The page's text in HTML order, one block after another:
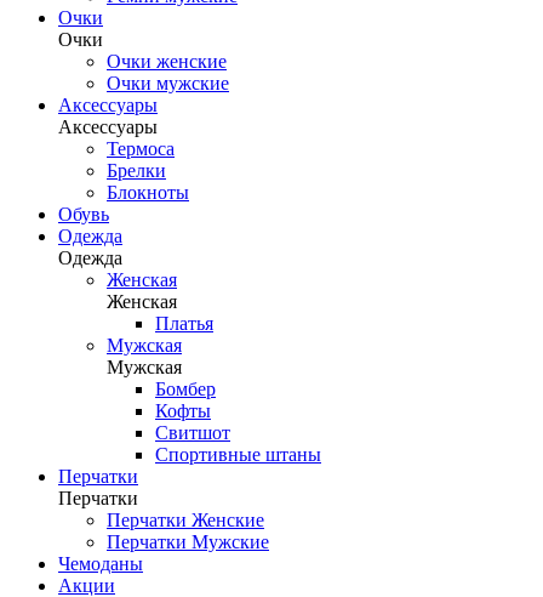
Очки
Очки
Очки женские
Очки мужские
Аксессуары
Аксессуары
Термоса
Брелки
Блокноты
Обувь
Одежда
Одежда
Женская
Женская
Платья
Мужская
Мужская
Бомбер
Кофты
Свитшот
Спортивные штаны
Перчатки
Перчатки
Перчатки Женские
Перчатки Мужские
Чемоданы
Акции